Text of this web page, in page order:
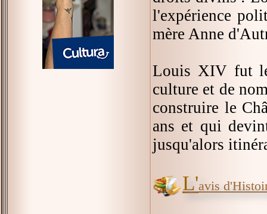
l'expérience
mère Anne
Louis XIV fut
culture et de
construire le
ans et qui
jusqu'alors
L'avis